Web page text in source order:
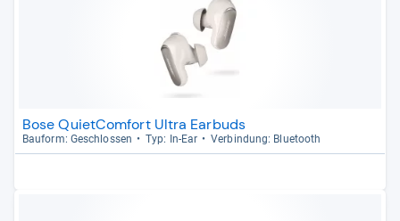
Bose QuietComfort Ultra Earbuds
Bau­form: Geschlos­sen Typ: In-​Ear Ver­bin­dung: Blue­tooth